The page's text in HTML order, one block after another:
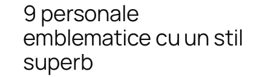
9 personale
emblematice cu un stil
superb